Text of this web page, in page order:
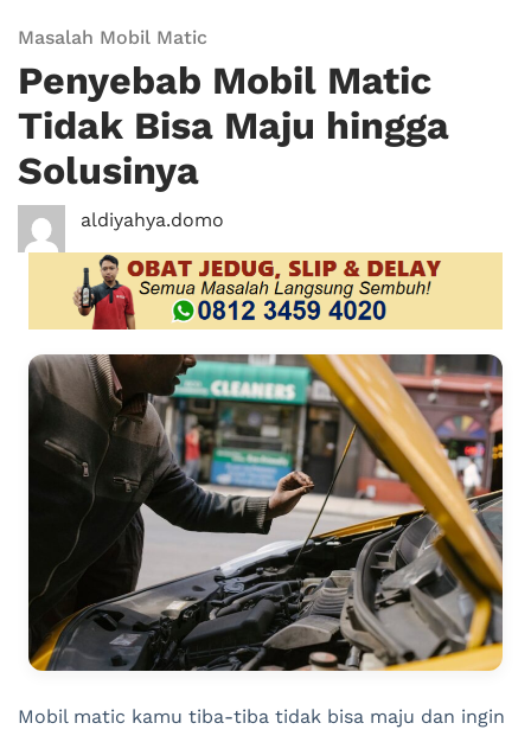
Masalah Mobil Matic
Penyebab Mobil Matic
Tidak Bisa Maju hingga
Solusinya
aldiyahya.domo
Mobil matic kamu tiba-tiba tidak bisa maju dan ingin